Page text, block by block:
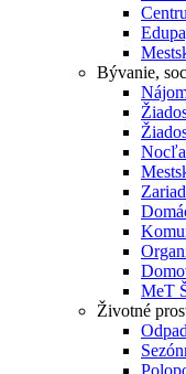
Bývanie,
MeT
Životné